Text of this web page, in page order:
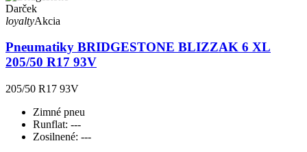
Darček
loyaltyAkcia
Pneumatiky BRIDGESTONE BLIZZAK 6 XL
205/50 R17 93V
205/50 R17 93V
Zimné pneu
Runflat: ---
Zosilnené: ---